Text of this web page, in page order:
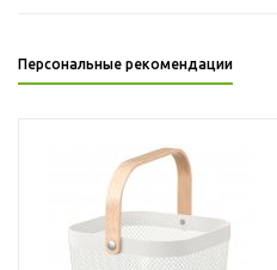
Персональные рекомендации